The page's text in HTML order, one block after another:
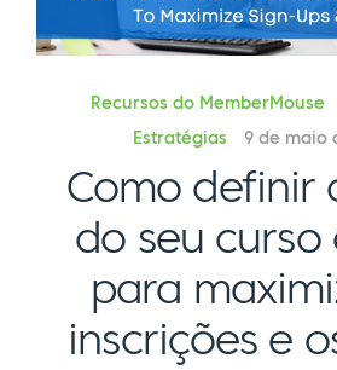
Recursos do MemberMouse
Estratégias
9 de maio
Como definir
do seu curso
para
inscrições e